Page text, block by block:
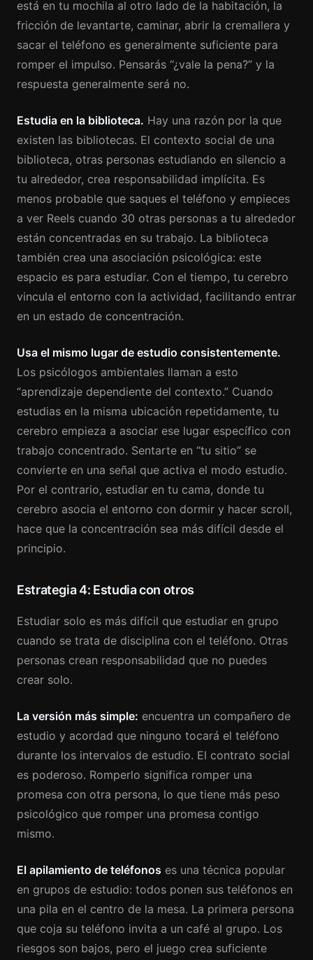
está en tu mochila al otro lado de la habitación, la
fricción de levantarte, caminar, abrir la cremallera y
sacar el teléfono es generalmente suficiente para
romper el impulso. Pensarás “¿vale la pena?” y la
respuesta generalmente será no.
Estudia en la biblioteca. Hay una razón por la que
existen las bibliotecas. El contexto social de una
biblioteca, otras personas estudiando en silencio a
tu alrededor, crea responsabilidad implícita. Es
menos probable que saques el teléfono y empieces
a ver Reels cuando 30 otras personas a tu alrededor
están concentradas en su trabajo. La biblioteca
también crea una asociación psicológica: este
espacio es para estudiar. Con el tiempo, tu cerebro
vincula el entorno con la actividad, facilitando entrar
en un estado de concentración.
Usa el mismo lugar de estudio consistentemente.
Los psicólogos ambientales llaman a esto
“aprendizaje dependiente del contexto.” Cuando
estudias en la misma ubicación repetidamente, tu
cerebro empieza a asociar ese lugar específico con
trabajo concentrado. Sentarte en “tu sitio” se
convierte en una señal que activa el modo estudio.
Por el contrario, estudiar en tu cama, donde tu
cerebro asocia el entorno con dormir y hacer scroll,
hace que la concentración sea más difícil desde el
principio.
Estrategia 4: Estudia con otros
Estudiar solo es más difícil que estudiar en grupo
cuando se trata de disciplina con el teléfono. Otras
personas crean responsabilidad que no puedes
crear solo.
La versión más simple: encuentra un compañero de
estudio y acordad que ninguno tocará el teléfono
durante los intervalos de estudio. El contrato social
es poderoso. Romperlo significa romper una
promesa con otra persona, lo que tiene más peso
psicológico que romper una promesa contigo
mismo.
El apilamiento de teléfonos es una técnica popular
en grupos de estudio: todos ponen sus teléfonos en
una pila en el centro de la mesa. La primera persona
que coja su teléfono invita a un café al grupo. Los
riesgos son bajos, pero el juego crea suficiente